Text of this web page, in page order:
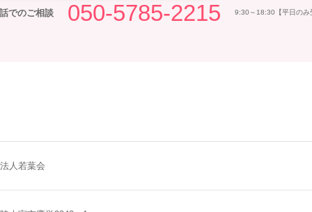
でのご相談 050-5785-2215 9:30～18:30【平日のみ
人若葉会